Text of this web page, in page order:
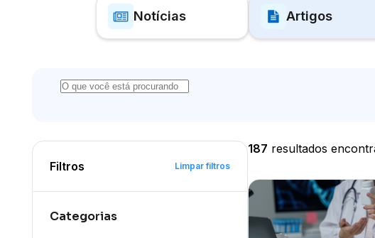
Notícias Artigos
Filtros Limpar filtros
Categorias
187 resultados